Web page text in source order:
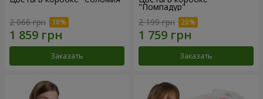
2 066 грн
Заказать
"Помпадур"
2 199 грн
Заказать